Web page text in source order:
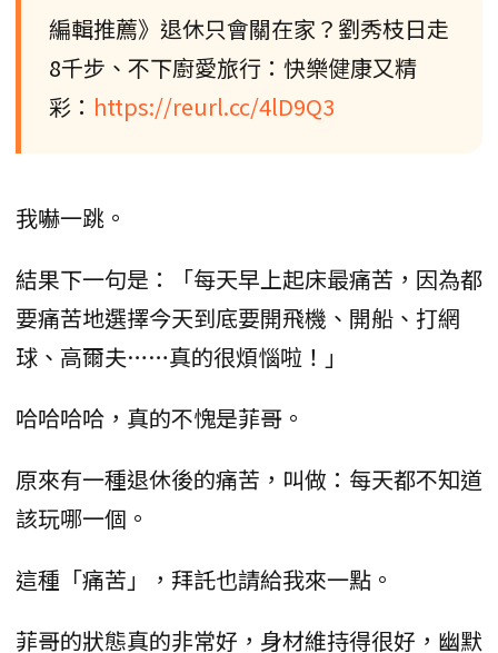
編輯推薦》退休只會關在家？劉秀枝日走
8千步、不下廚愛旅行：快樂健康又精
彩： https://reurl.cc/4lD9Q3
我嚇一跳。
結果下一句是：「每天早上起床最痛苦，因為都
要痛苦地選擇今天到底要開飛機、開船、打網
球、高爾夫……真的很煩惱啦！」
哈哈哈哈，真的不愧是菲哥。
原來有一種退休後的痛苦，叫做：每天都不知道
該玩哪一個。
這種「痛苦」，拜託也請給我來一點。
菲哥的狀態真的非常好，身材維持得很好，幽默